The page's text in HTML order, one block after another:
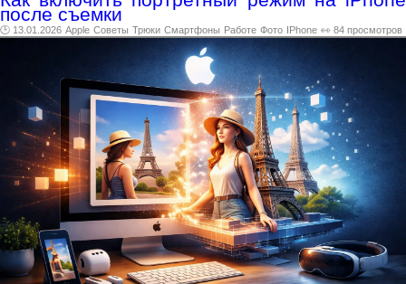
после съемки
🕑 13.01.2026 Apple Советы Трюки Смартфоны Работе Фото IPhone 👀 84 просмотров